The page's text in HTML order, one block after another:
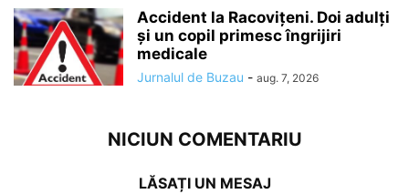
Accident la Racovițeni. Doi adulți
și un copil primesc îngrijiri
medicale
Jurnalul de Buzau - aug. 7, 2026
NICIUN COMENTARIU
LĂSAȚI UN MESAJ